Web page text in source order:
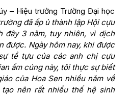
– Hiệu trưởng Trường Đại học
đã ấp ủ thành lập Hội cựu
đây 3 năm, tuy nhiên, vì dịch
được. Ngày hôm nay, khi được
tề tựu của các anh chị cựu
ấm cúng này, tôi thực sự biết
của Hoa Sen nhiều năm về
nên rất nhiều thế hệ sinh